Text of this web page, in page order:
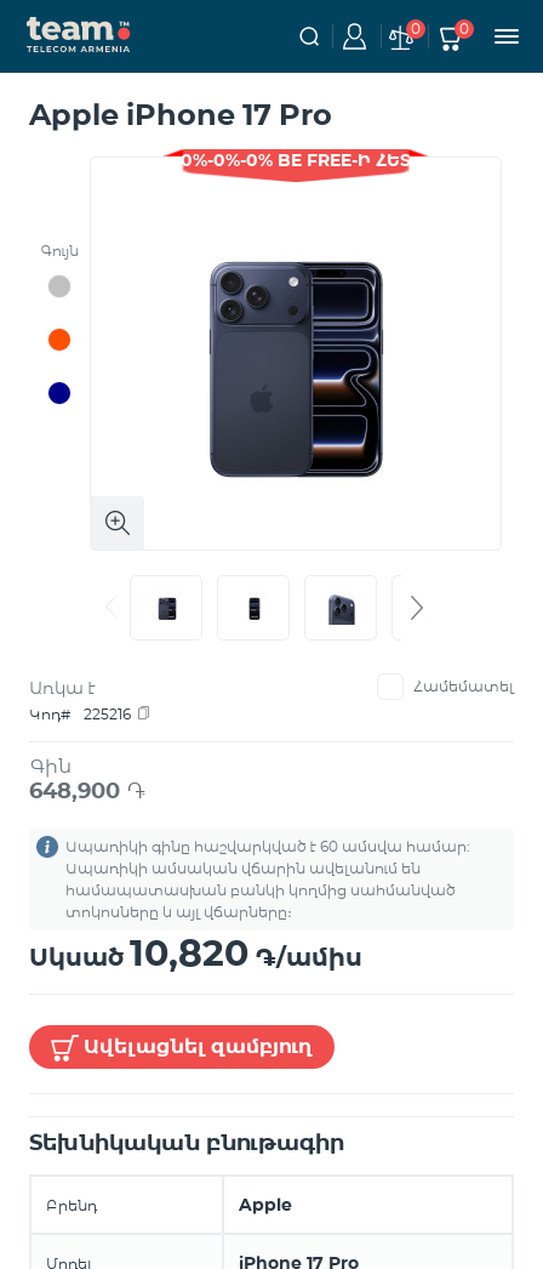
0 0
Apple iPhone 17 Pro
Գույն
0%-0%-0% BE FREE-Ի ՀԵՏ
Առկա է
Համեմատել
Կոդ#
225216
Գին
648,900 ֏
Ապառիկի գինը հաշվարկված է 60 ամսվա համար:
Ապառիկի ամսական վճարին ավելանում են
համապատասխան բանկի կողմից սահմանված
տոկոսները և այլ վճարները։
Սկսած 10,820 ֏/ամիս
Ավելացնել զամբյուղ
Տեխնիկական բնութագիր
Բրենդ Apple
Մոդել iPhone 17 Pro